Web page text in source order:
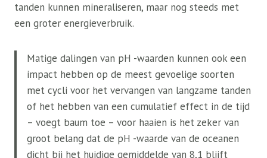
tanden kunnen mineraliseren, maar nog steeds met
een groter energieverbruik.
Matige dalingen van pH -waarden kunnen ook een
impact hebben op de meest gevoelige soorten
met cycli voor het vervangen van langzame tanden
of het hebben van een cumulatief effect in de tijd
– voegt baum toe – voor haaien is het zeker van
groot belang dat de pH -waarde van de oceanen
dicht bij het huidige gemiddelde van 8,1 blijft